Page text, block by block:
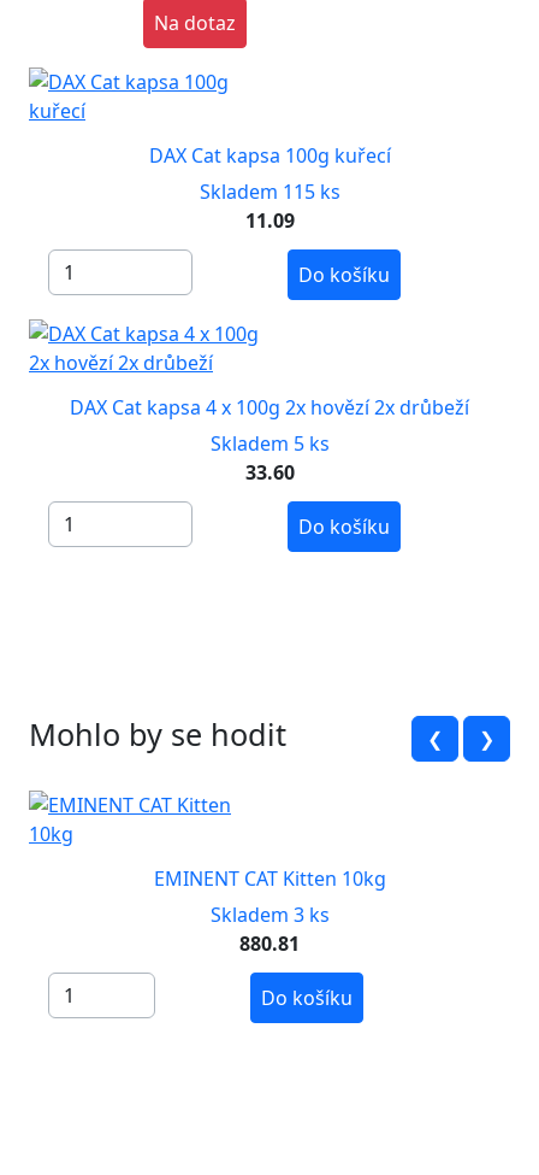
Na dotaz
DAX Cat kapsa 100g kuřecí
Skladem 115 ks
11.09
Do košíku
DAX Cat kapsa 4 x 100g 2x hovězí 2x drůbeží
Skladem 5 ks
33.60
Do košíku
Mohlo by se hodit ❮ ❯
EMINENT CAT Kitten 10kg
Skladem 3 ks
880.81
Do košíku